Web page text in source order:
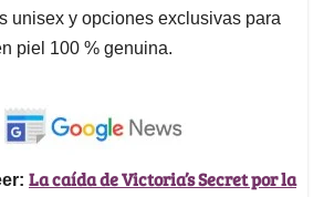
unisex y opciones exclusivas para
piel 100 % genuina.
La caída de Victoria’s Secret por la